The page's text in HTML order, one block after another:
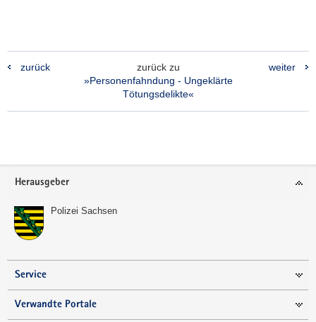
zurück
zurück zu
»Personenfahndung - Ungeklärte
Tötungsdelikte«
weiter
Footer-
Herausgeber
Polizei Sachsen
Service
Verwandte Portale